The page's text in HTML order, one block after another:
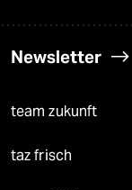
Newsletter
team zukunft
taz frisch